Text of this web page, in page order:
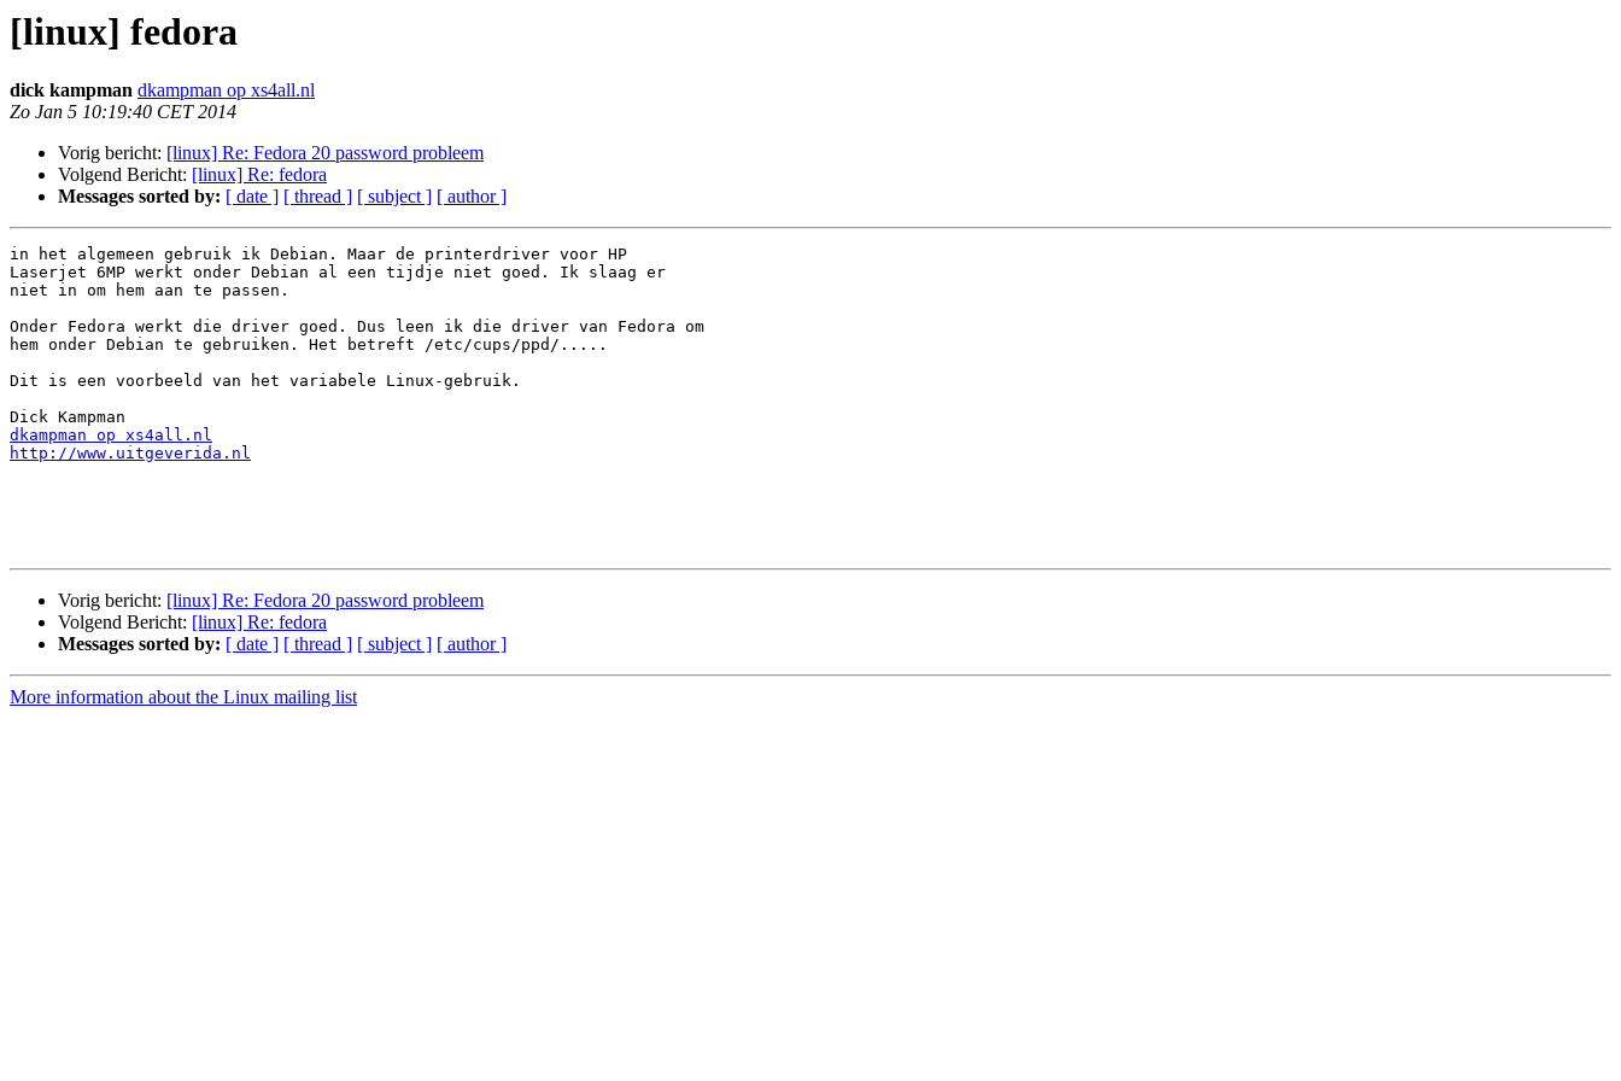
[linux] fedora
dick kampman dkampman op xs4all.nl
Zo Jan 5 10:19:40 CET 2014
Vorig bericht: [linux] Re: Fedora 20 password probleem
Volgend Bericht: [linux] Re: fedora
Messages sorted by: [ date ] [ thread ] [ subject ] [ author ]
in het algemeen gebruik ik Debian. Maar de printerdriver voor HP
Laserjet 6MP werkt onder Debian al een tijdje niet goed. Ik slaag er
niet in om hem aan te passen.
Onder Fedora werkt die driver goed. Dus leen ik die driver van Fedora om
hem onder Debian te gebruiken. Het betreft /etc/cups/ppd/.....
Dit is een voorbeeld van het variabele Linux-gebruik.
dkampman op xs4all.nl
http://www.uitgeverida.nl
Vorig bericht: [linux] Re: Fedora 20 password probleem
Volgend Bericht: [linux] Re: fedora
Messages sorted by: [ date ] [ thread ] [ subject ] [ author ]
More information about the Linux mailing list